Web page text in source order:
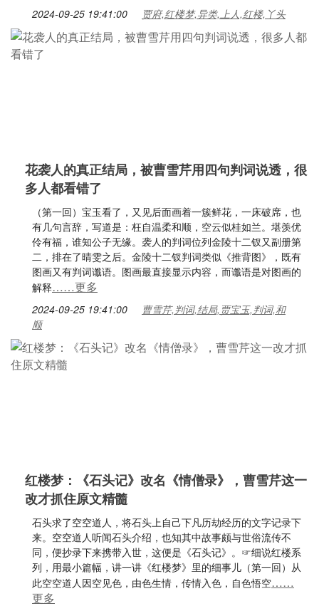
2024-09-25 19:41:00 贾府,红楼梦,异类,上人,红楼,丫头
花袭人的真正结局，被曹雪芹用四句判词说透，很
多人都看错了
（第一回）宝玉看了，又见后面画着一簇鲜花，一床破席，也
有几句言辞，写道是：枉自温柔和顺，空云似桂如兰。堪羡优
伶有福，谁知公子无缘。袭人的判词位列金陵十二钗又副册第
二，排在了晴雯之后。金陵十二钗判词类似《推背图》，既有
图画又有判词谶语。图画最直接显示内容，而谶语是对图画的
解释……更多
2024-09-25 19:41:00
曹雪芹,判词,结局,贾宝玉,判词,和
顺
红楼梦：《石头记》改名《情僧录》，曹雪芹这一
改才抓住原文精髓
石头求了空空道人，将石头上自己下凡历劫经历的文字记录下
来。空空道人听闻石头介绍，也知其中故事颇与世俗流传不
同，便抄录下来携带入世，这便是《石头记》。☞细说红楼系
列，用最小篇幅，讲一讲《红楼梦》里的细事儿（第一回）从
此空空道人因空见色，由色生情，传情入色，自色悟空……
更多